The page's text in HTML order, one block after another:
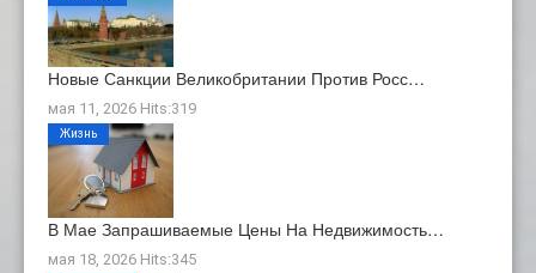
Новые Санкции Великобритании Против Росс…
мая 11, 2026 Hits:319
В Мае Запрашиваемые Цены На Недвижимость…
мая 18, 2026 Hits:345
Жизнь